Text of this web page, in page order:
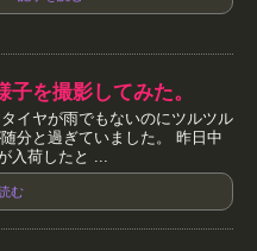
を撮影してみた。
イヤが雨でもないのにツルツル
分と過ぎていました。 昨日中
入荷したと ...
む